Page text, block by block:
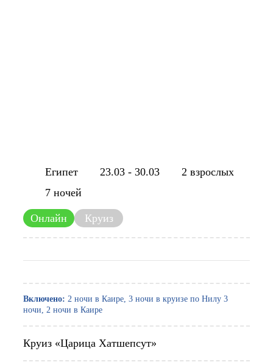
Египет 23.03 - 30.03
2 взрослых
7 ночей
Онлайн Круиз
Включено: 2 ночи в Каире, 3 ночи в круизе по Нилу 3
ночи, 2 ночи в Каире
Круиз «Царица Хатшепсут»